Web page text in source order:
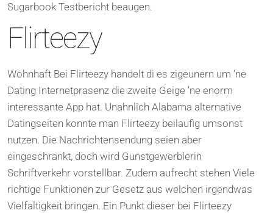
Sugarbook Testbericht beaugen.
Flirteezy
Wohnhaft Bei Flirteezy handelt di es zigeunern um ‘ne
Dating Internetprasenz die zweite Geige ‘ne enorm
interessante App hat. Unahnlich Alabama alternative
Datingseiten konnte man Flirteezy beilaufig umsonst
nutzen. Die Nachrichtensendung seien aber
eingeschrankt, doch wird Gunstgewerblerin
Schriftverkehr vorstellbar. Zudem aufrecht stehen Viele
richtige Funktionen zur Gesetz aus welchen irgendwas
Vielfaltigkeit bringen. Ein Punkt dieser bei Flirteezy